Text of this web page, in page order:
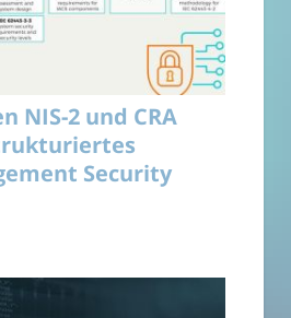
NIS-2 und CRA
Security